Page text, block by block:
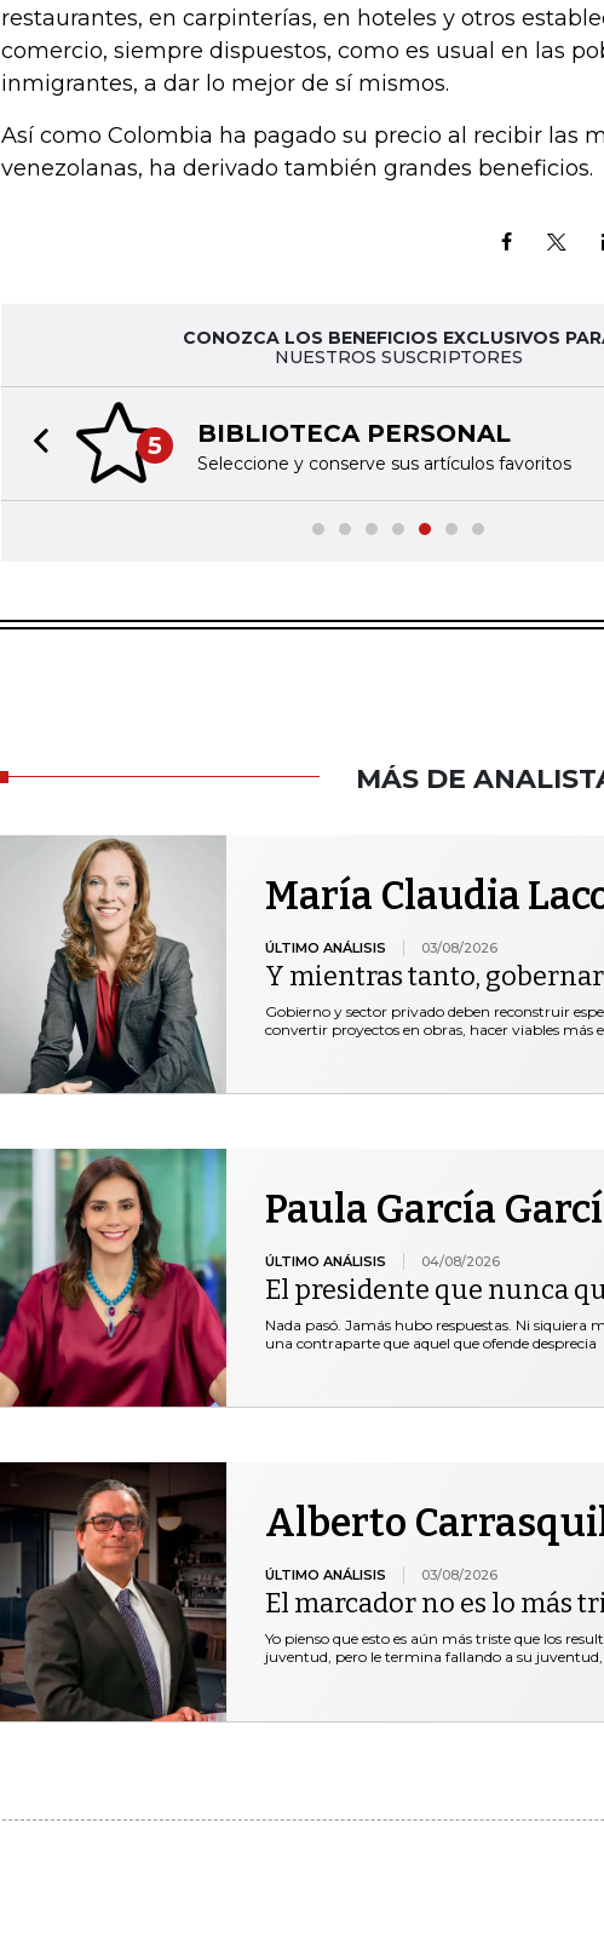
restaurantes, en carpinterías, en hoteles y otros
comercio, siempre dispuestos, como es usual en las
inmigrantes, a dar lo mejor de sí mismos.
Así como Colombia ha pagado su precio al recibir las
venezolanas, ha derivado también grandes beneficios.
CONOZCA LOS BENEFICIOS EXCLUSIVOS
NUESTROS SUSCRIPTORES
5 BIBLIOTECA PERSONAL
Seleccione y conserve sus artículos favoritos
Previous slide
MÁS DE
María Claudia
ÚLTIMO ANÁLISIS 03/08/2026
Y mientras tanto,
Gobierno y sector privado deben reconstruir
convertir proyectos en obras, hacer viables más
Paula García
ÚLTIMO ANÁLISIS 04/08/2026
El presidente que nunca
Nada pasó. Jamás hubo respuestas. Ni
una contraparte que aquel que ofende desprecia
Alberto
ÚLTIMO ANÁLISIS 03/08/2026
El marcador no es lo más
Yo pienso que esto es aún más triste que los
juventud, pero le termina fallando a su